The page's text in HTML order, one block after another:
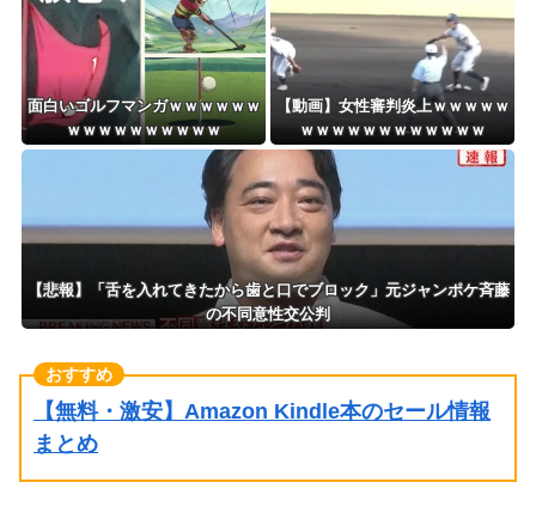
面白いゴルフマンガｗｗｗｗｗｗ
ｗｗｗｗｗｗｗｗｗｗ
【動画】女性審判炎上ｗｗｗｗｗ
ｗｗｗｗｗｗｗｗｗｗｗｗ
【悲報】「舌を入れてきたから歯と口でブロック」元ジャンポケ斉藤
の不同意性交公判
【無料・激安】Amazon Kindle本のセール情報
まとめ